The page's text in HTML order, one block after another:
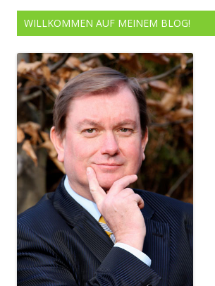
WILLKOMMEN AUF MEINEM BLOG!